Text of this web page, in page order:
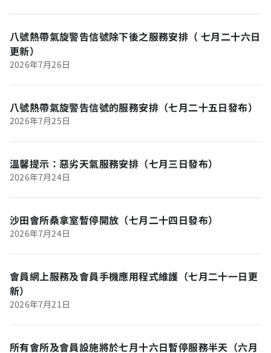
八號熱帶氣旋警告信號除下後之服務安排（ 七月二十六日
更新）
2026年7月26日
八號熱帶氣旋警告信號的服務安排（七月二十五日發布）
2026年7月25日
溫馨提示：惡劣天氣服務安排（七月三日發布）
2026年7月24日
沙田會所桑拿室暫停開放（七月二十四日發布）
2026年7月24日
會員網上服務及會員手機應用程式維護（七月二十一日更
新）
2026年7月21日
所有會所及會員設施將於七月十六日暫停服務半天（六月